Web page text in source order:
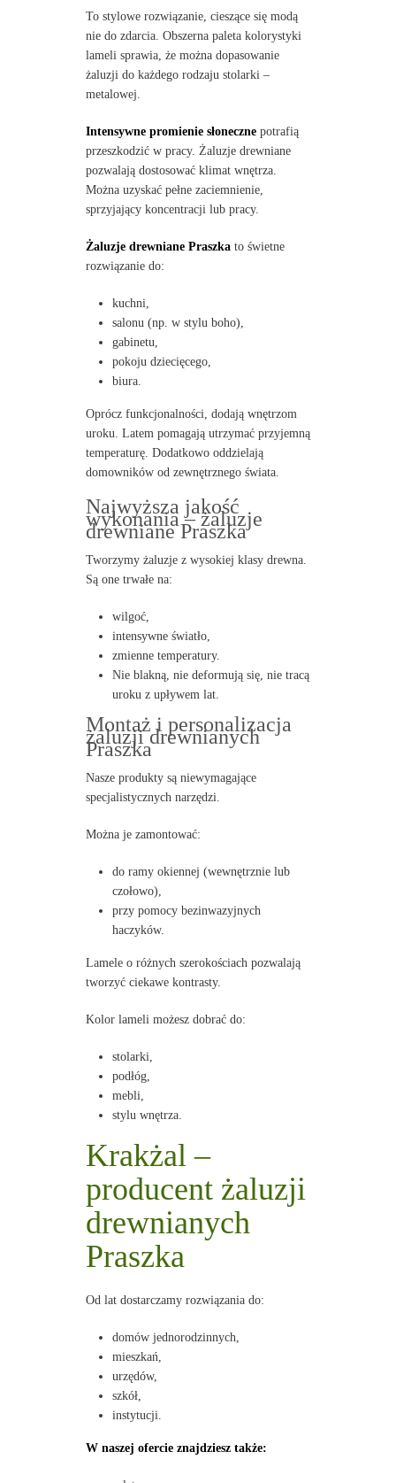
To stylowe rozwiązanie, cieszące się modą
nie do zdarcia. Obszerna paleta kolorystyki
lameli sprawia, że można dopasowanie
żaluzji do każdego rodzaju stolarki –
metalowej.
Intensywne promienie słonecznepotrafią
przeszkodzić w pracy. Żaluzje drewniane
pozwalają dostosować klimat wnętrza.
Można uzyskać pełne zaciemnienie,
sprzyjający koncentracji lub pracy.
Żaluzje drewniane Praszkato świetne
rozwiązanie do:
kuchni,
salonu (np. w stylu boho),
gabinetu,
pokoju dziecięcego,
biura.
Oprócz funkcjonalności, dodają wnętrzom
uroku. Latem pomagają utrzymać przyjemną
temperaturę. Dodatkowo oddzielają
domowników od zewnętrznego świata.
Najwyższa jakość
wykonania – żaluzje
drewniane Praszka
Tworzymy żaluzje z wysokiej klasy drewna.
Są one trwałe na:
wilgoć,
intensywne światło,
zmienne temperatury.
Nie blakną, nie deformują się, nie tracą
uroku z upływem lat.
Montaż i personalizacja
żaluzji drewnianych
Praszka
Nasze produkty są niewymagające
specjalistycznych narzędzi.
Można je zamontować:
do ramy okiennej (wewnętrznie lub
czołowo),
przy pomocy bezinwazyjnych
haczyków.
Lamele o różnych szerokościach pozwalają
tworzyć ciekawe kontrasty.
Kolor lameli możesz dobrać do:
stolarki,
podłóg,
mebli,
stylu wnętrza.
Krakżal –
producent żaluzji
drewnianych
Praszka
Od lat dostarczamy rozwiązania do:
domów jednorodzinnych,
mieszkań,
urzędów,
szkół,
instytucji.
W naszej ofercie znajdziesz także: